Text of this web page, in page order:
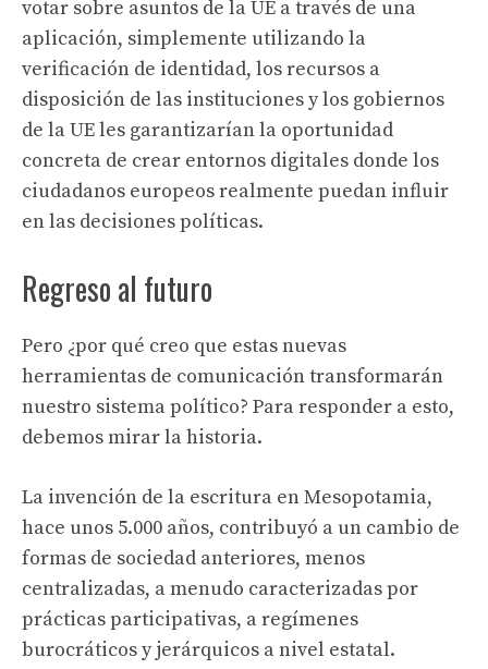
votar sobre asuntos de la UE a través de una
aplicación, simplemente utilizando la
verificación de identidad, los recursos a
disposición de las instituciones y los gobiernos
de la UE les garantizarían la oportunidad
concreta de crear entornos digitales donde los
ciudadanos europeos realmente puedan influir
en las decisiones políticas.
Regreso al futuro
Pero ¿por qué creo que estas nuevas
herramientas de comunicación transformarán
nuestro sistema político? Para responder a esto,
debemos mirar la historia.
La invención de la escritura en Mesopotamia,
hace unos 5.000 años, contribuyó a un cambio de
formas de sociedad anteriores, menos
centralizadas, a menudo caracterizadas por
prácticas participativas, a regímenes
burocráticos y jerárquicos a nivel estatal.